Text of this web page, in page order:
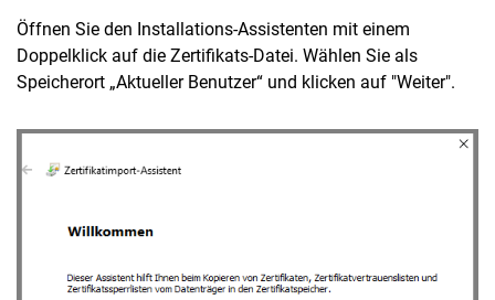
Öffnen Sie den Installations-Assistenten mit einem
Doppelklick auf die Zertifikats-Datei. Wählen Sie als
Speicherort „Aktueller Benutzer“ und klicken auf "Weiter".